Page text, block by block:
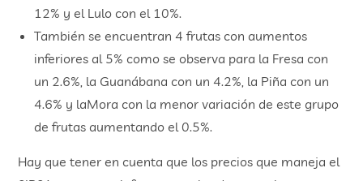
12% y el Lulo con el 10%.
También se encuentran 4 frutas con aumentos
inferiores al 5% como se observa para la Fresa con
un 2.6%, la Guanábana con un 4.2%, la Piña con un
4.6% y laMora con la menor variación de este grupo
de frutas aumentando el 0.5%.
Hay que tener en cuenta que los precios que maneja el